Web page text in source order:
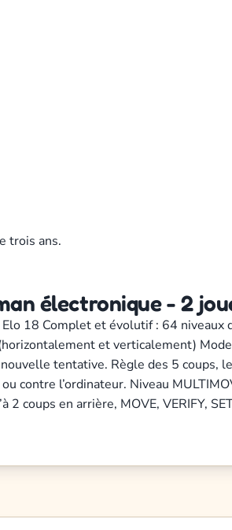
trois ans.
électronique - 2
18 Complet et évolutif : 64
et verticalement)
tentative. Règle des 5 coups,
contre l’ordinateur. Niveau
coups en arrière, MOVE, VERIFY,